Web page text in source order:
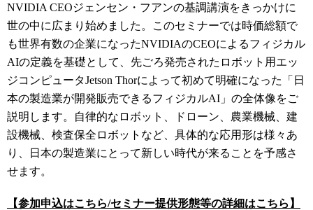
NVIDIA CEOジェンセン・フアンの基調講演をきっかけに
世の中に広まり始めました。このセミナーでは時価総額で
も世界有数の企業になったNVIDIAのCEOによるフィジカル
AIの定義を基礎として、先ごろ発売されたロボット用エッ
ジコンピュータJetson Thorによって初めて明確になった「日
本の製造業が開発販売できるフィジカルAI」の全体像をご
説明します。自律的なロボット、ドローン、農業機械、建
設機械、検査保全ロボットなど、具体的な応用形は様々あ
り、日本の製造業にとって新しい時代が来ることを予感さ
せます。
【参加申込はこちら/セミナー提供形態等の詳細はこちら】